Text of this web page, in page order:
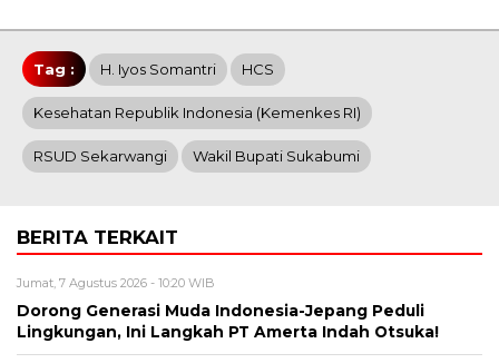
Tag : H. Iyos Somantri HCS
Kesehatan Republik Indonesia (Kemenkes RI)
RSUD Sekarwangi Wakil Bupati Sukabumi
BERITA TERKAIT
Jumat, 7 Agustus 2026 - 10:20 WIB
Dorong Generasi Muda Indonesia-Jepang Peduli
Lingkungan, Ini Langkah PT Amerta Indah Otsuka!